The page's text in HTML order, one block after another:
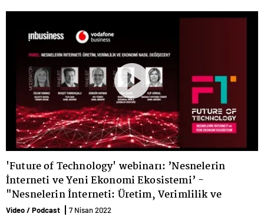
'Future of Technology' webinarı: ’Nesnelerin
İnterneti ve Yeni Ekonomi Ekosistemi’ -
"Nesnelerin İnterneti: Üretim, Verimlilik ve
Ekonomi Nasıl Değişecek?’ paneli
Video / Podcast 7 Nisan 2022